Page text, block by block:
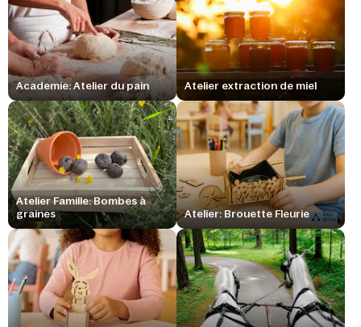
Academie: Atelier du pain Atelier extraction de miel
Atelier Famille: Bombes à
graines
Atelier: Brouette Fleurie